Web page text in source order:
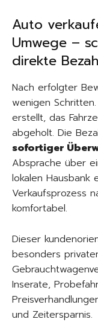
Auto
Umwege –
direkte
Nach erfolgter
wenigen
erstellt, das
abgeholt. Die
sofortiger
Absprache über
lokalen Hausbank
Verkaufsprozess
komfortabel.
Dieser
besonders
Inserate,
und Zeitersparnis.